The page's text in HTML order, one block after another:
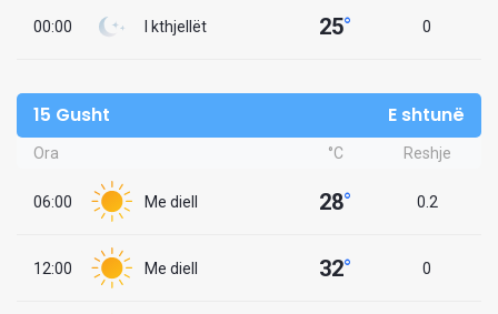
00:00 I kthjellët 25° 0
15 Gusht E shtunë
Ora °C Reshje
06:00 Me diell 28° 0.2
12:00 Me diell 32° 0